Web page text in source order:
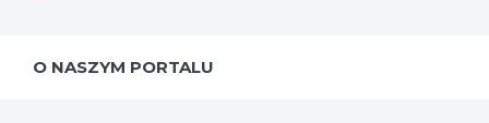
O NASZYM PORTALU